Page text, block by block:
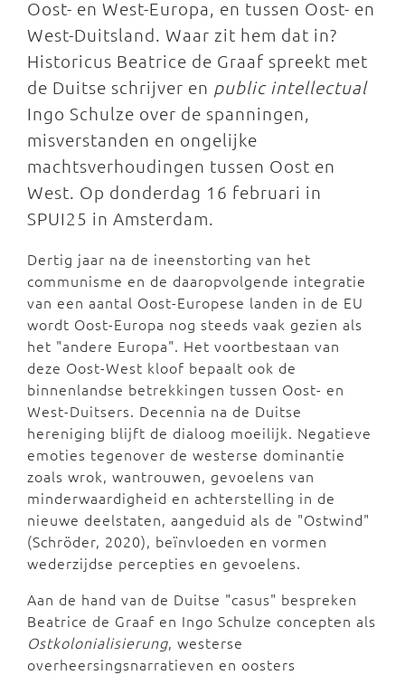
Oost- en West-Europa, en tussen Oost- en
West-Duitsland. Waar zit hem dat in?
Historicus Beatrice de Graaf spreekt met
de Duitse schrijver en public intellectual
Ingo Schulze over de spanningen,
misverstanden en ongelijke
machtsverhoudingen tussen Oost en
West. Op donderdag 16 februari in
SPUI25 in Amsterdam.
Dertig jaar na de ineenstorting van het
communisme en de daaropvolgende integratie
van een aantal Oost-Europese landen in de EU
wordt Oost-Europa nog steeds vaak gezien als
het "andere Europa". Het voortbestaan van
deze Oost-West kloof bepaalt ook de
binnenlandse betrekkingen tussen Oost- en
West-Duitsers. Decennia na de Duitse
hereniging blijft de dialoog moeilijk. Negatieve
emoties tegenover de westerse dominantie
zoals wrok, wantrouwen, gevoelens van
minderwaardigheid en achterstelling in de
nieuwe deelstaten, aangeduid als de "Ostwind"
(Schröder, 2020), beïnvloeden en vormen
wederzijdse percepties en gevoelens.
Aan de hand van de Duitse "casus" bespreken
Beatrice de Graaf en Ingo Schulze concepten als
Ostkolonialisierung, westerse
overheersingsnarratieven en oosters